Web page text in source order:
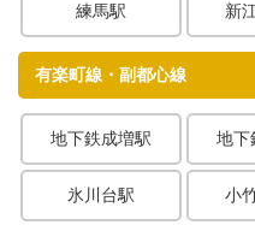
練馬駅 新
有楽町線・副都心線
地下鉄成増駅 地下
氷川台駅 小